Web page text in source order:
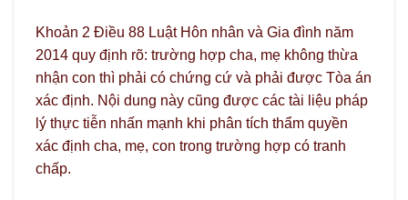
Khoản 2 Điều 88 Luật Hôn nhân và Gia đình năm
2014 quy định rõ: trường hợp cha, mẹ không thừa
nhận con thì phải có chứng cứ và phải được Tòa án
xác định. Nội dung này cũng được các tài liệu pháp
lý thực tiễn nhấn mạnh khi phân tích thẩm quyền
xác định cha, mẹ, con trong trường hợp có tranh
chấp.